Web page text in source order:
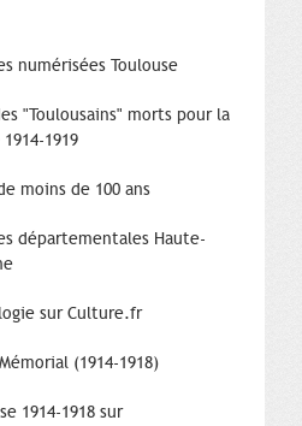
numérisées Toulouse
"Toulousains" morts pour la
1919
moins de 100 ans
départementales Haute-
sur Culture.fr
(1914-1918)
1914-1918 sur